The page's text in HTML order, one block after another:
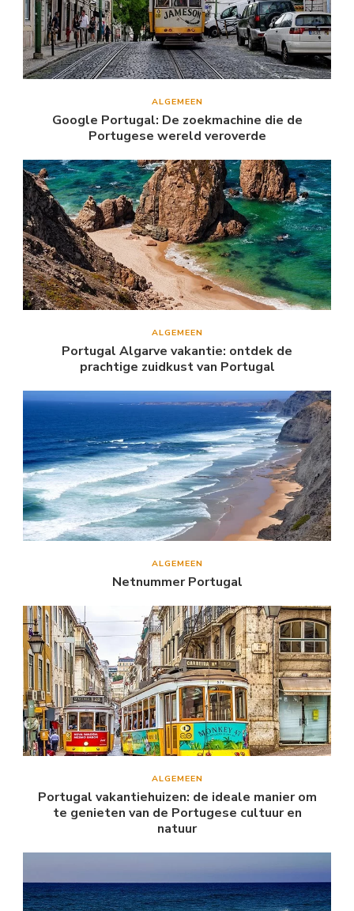
ALGEMEEN
Google Portugal: De zoekmachine die de
Portugese wereld veroverde
ALGEMEEN
Portugal Algarve vakantie: ontdek de
prachtige zuidkust van Portugal
ALGEMEEN
Netnummer Portugal
ALGEMEEN
Portugal vakantiehuizen: de ideale manier om
te genieten van de Portugese cultuur en
natuur